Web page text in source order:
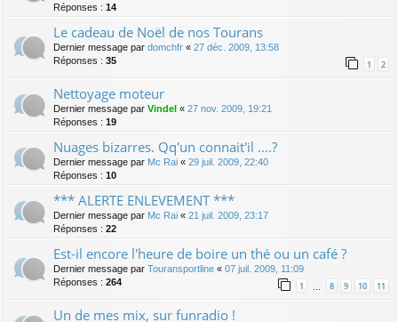
Réponses : 14
Le cadeau de Noël de nos Tourans
Dernier message par domchfr « 27 déc. 2009, 13:58
Réponses : 35 1 2
Nettoyage moteur
Dernier message par Vindel « 27 nov. 2009, 19:21
Réponses : 19
Nuages bizarres. Qq'un connait'il ....?
Dernier message par Mc Rai « 29 juil. 2009, 22:40
Réponses : 10
*** ALERTE ENLEVEMENT ***
Dernier message par Mc Rai « 21 juil. 2009, 23:17
Réponses : 22
Est-il encore l'heure de boire un thé ou un café ?
Dernier message par Touransportline « 07 juil. 2009, 11:09
Réponses : 264 1 … 8 9 10 11
Un de mes mix, sur funradio !